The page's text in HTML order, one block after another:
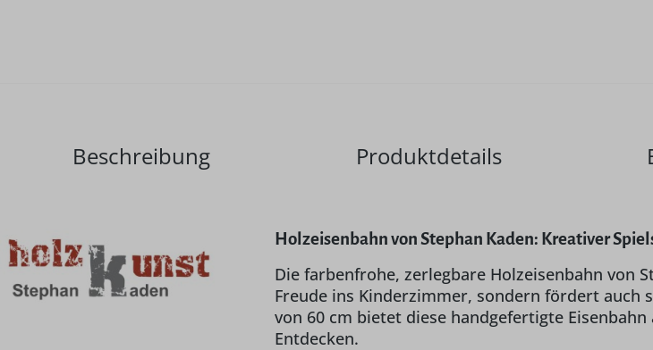
Beschreibung Produktdetails
Holzeisenbahn von Stephan Kaden: Kreativer
Die farbenfrohe, zerlegbare Holzeisenbahn von
Freude ins Kinderzimmer, sondern fördert auch
von 60 cm bietet diese handgefertigte
Entdecken.